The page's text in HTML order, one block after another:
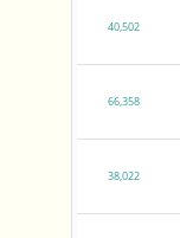
40,502
66,358
38,022